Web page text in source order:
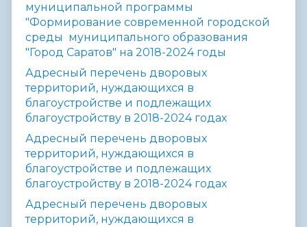
муниципальной программы
"Формирование современной городской
среды муниципального образования
"Город Саратов" на 2018-2024 годы
Адресный перечень дворовых
территорий, нуждающихся в
благоустройстве и подлежащих
благоустройству в 2018-2024 годах
Адресный перечень дворовых
территорий, нуждающихся в
благоустройстве и подлежащих
благоустройству в 2018-2024 годах
Адресный перечень дворовых
территорий, нуждающихся в